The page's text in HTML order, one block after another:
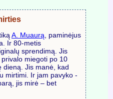
A. Muaurą , paminėjus
Ir 80-metis
sprendimą. Jis
miegoti po 10
dieną. Jis manė, kad
mirtimi. Ir jam pavyko -
jis mirė – bet